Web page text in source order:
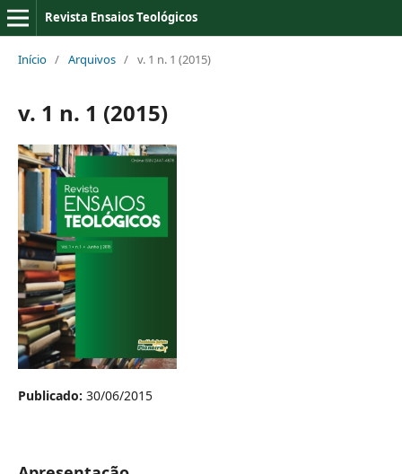
Revista Ensaios Teológicos
Início / Arquivos / v. 1 n. 1 (2015)
v. 1 n. 1 (2015)
Publicado: 30/06/2015